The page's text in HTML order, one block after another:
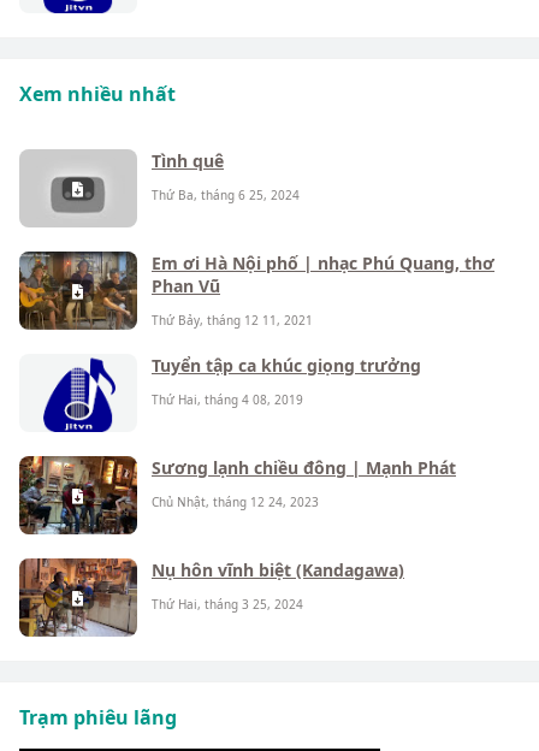
Xem nhiều nhất
Tình quê
Thứ Ba, tháng 6 25, 2024
Em ơi Hà Nội phố | nhạc Phú Quang, thơ
Phan Vũ
Thứ Bảy, tháng 12 11, 2021
Tuyển tập ca khúc giọng trưởng
Thứ Hai, tháng 4 08, 2019
Sương lạnh chiều đông | Mạnh Phát
Chủ Nhật, tháng 12 24, 2023
Nụ hôn vĩnh biệt (Kandagawa)
Thứ Hai, tháng 3 25, 2024
Trạm phiêu lãng